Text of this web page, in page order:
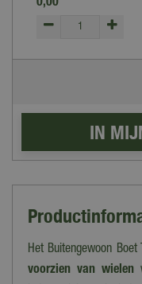
0,00
Het Buitengewoon
voorzien van wielen